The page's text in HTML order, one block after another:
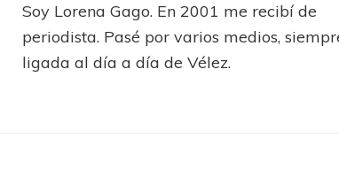
Soy Lorena Gago. En 2001 me recibí de
periodista. Pasé por varios medios,
ligada al día a día de Vélez.